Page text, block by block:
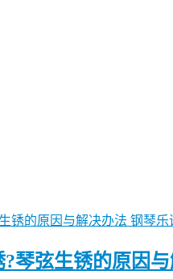
钢琴乐
琴弦生锈的原因